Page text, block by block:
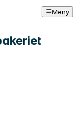
Meny